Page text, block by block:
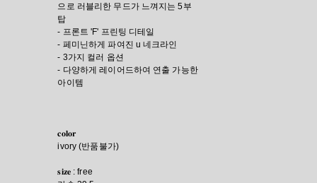
으로 러블리한 무드가 느껴지는 5부
탑
- 프론트 'F' 프린팅 디테일
- 페미닌하게 파여진 u 네크라인
- 3가지 컬러 옵션
- 다양하게 레이어드하여 연출 가능한
아이템
𝐜𝐨𝐥𝐨𝐫
ivory (반품불가)
𝐬𝐢𝐳𝐞 : free